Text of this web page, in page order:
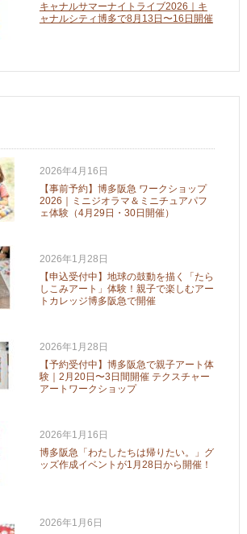
キャナルサマーナイトライブ2026｜キ
ャナルシティ博多で8月13日〜16日開催
2026年4月16日
【事前予約】博多阪急 ワークショップ
2026｜ミニジオラマ＆ミニチュアパフ
ェ体験（4月29日・30日開催）
2026年1月28日
【申込受付中】地球の鼓動を描く「たら
しこみアート」体験！親子で楽しむアー
トカレッジ博多阪急で開催
2026年1月28日
【予約受付中】博多阪急で親子アート体
験｜2月20日〜3日間開催 テクスチャー
アートワークショップ
2026年1月16日
博多阪急「わたしたちは帰りたい。」グ
ッズ作成イベントが1月28日から開催！
2026年1月6日